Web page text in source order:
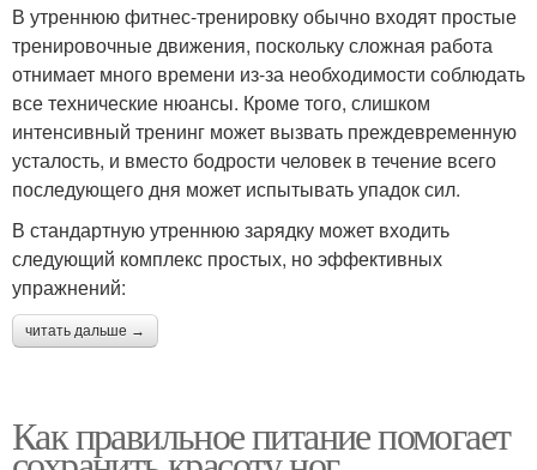
В утреннюю фитнес-тренировку обычно входят простые
тренировочные движения, поскольку сложная работа
отнимает много времени из-за необходимости соблюдать
все технические нюансы. Кроме того, слишком
интенсивный тренинг может вызвать преждевременную
усталость, и вместо бодрости человек в течение всего
последующего дня может испытывать упадок сил.
В стандартную утреннюю зарядку может входить
следующий комплекс простых, но эффективных
упражнений:
читать дальше →
Как правильное питание помогает